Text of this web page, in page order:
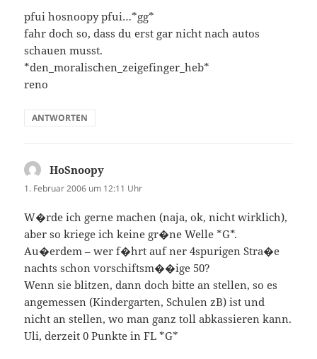
pfui hosnoopy pfui…*gg*
fahr doch so, dass du erst gar nicht nach autos
schauen musst.
*den_moralischen_zeigefinger_heb*
reno
ANTWORTEN
HoSnoopy
1. Februar 2006 um 12:11 Uhr
W�rde ich gerne machen (naja, ok, nicht wirklich),
aber so kriege ich keine gr�ne Welle *G*.
Au�erdem – wer f�hrt auf ner 4spurigen Stra�e
nachts schon vorschiftsm��ige 50?
Wenn sie blitzen, dann doch bitte an stellen, so es
angemessen (Kindergarten, Schulen zB) ist und
nicht an stellen, wo man ganz toll abkassieren kann.
Uli, derzeit 0 Punkte in FL *G*